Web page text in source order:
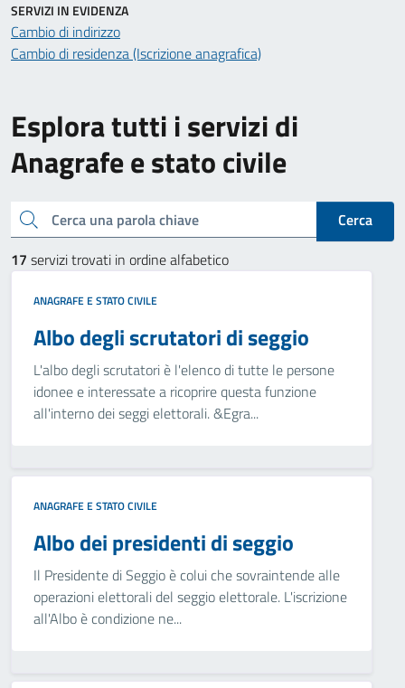
Esplora tutti i servizi di
Anagrafe e stato civile
Cerca una parola chiave
Cerca
17 servizi trovati in ordine alfabetico
ANAGRAFE E STATO CIVILE
Albo degli scrutatori di seggio
L'albo degli scrutatori è l'elenco di tutte le persone
idonee e interessate a ricoprire questa funzione
all'interno dei seggi elettorali. &Egra...
ANAGRAFE E STATO CIVILE
Albo dei presidenti di seggio
Il Presidente di Seggio è colui che sovraintende alle
operazioni elettorali del seggio elettorale. L'iscrizione
all'Albo è condizione ne...
SERVIZI IN EVIDENZA
Cambio di indirizzo
Cambio di residenza (Iscrizione anagrafica)